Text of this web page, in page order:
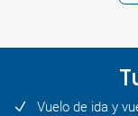
Vuelo de ida y